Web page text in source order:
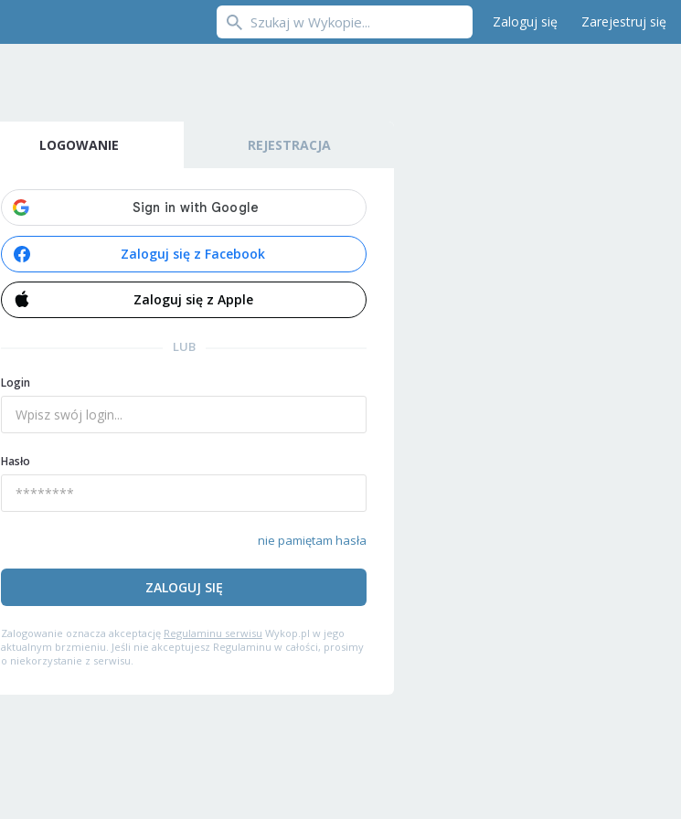
Zaloguj się Zarejestruj się
LOGOWANIE REJESTRACJA
Zaloguj się z Facebook
Zaloguj się z Apple
LUB
Login
Hasło
nie pamiętam hasła
ZALOGUJ SIĘ
Zalogowanie oznacza akceptację Regulaminu serwisu Wykop.pl w jego
aktualnym brzmieniu. Jeśli nie akceptujesz Regulaminu w całości, prosimy
o niekorzystanie z serwisu.